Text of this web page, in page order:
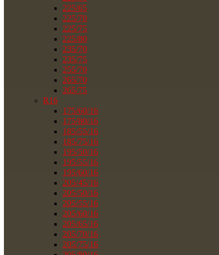
225/65
225/70
225/75
225/80
235/70
235/75
255/70
265/70
265/75
R16
175/60/16
175/80/16
185/55/16
185/75/16
195/50/16
195/55/16
195/60/16
205/45/16
205/50/16
205/55/16
205/60/16
205/65/16
205/70/16
205/75/16